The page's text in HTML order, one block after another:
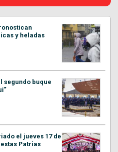
y heladas
segundo buque
el jueves 17 de
Patrias